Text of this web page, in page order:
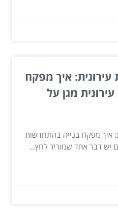
איך מפקח
מגן על
איך מפקח בנייה בהתחדשות
יש דבר אחד שמוריד לחץ...